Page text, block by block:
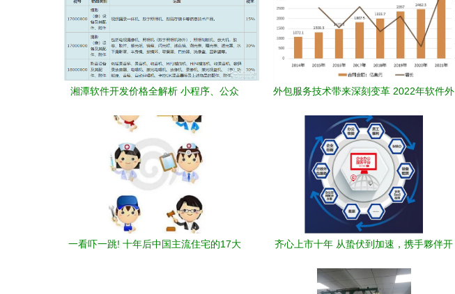
湘潭软件开发价格全解析 小程序、公众
外包服务技术带来深刻变革 2022年软件外
一看吓一跳! 十年后中国主流住宅的17大
齐心上市十年 从蛰伏到加速，携手夥伴开